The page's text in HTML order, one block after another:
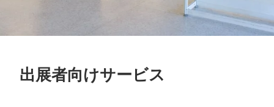
出展者向けサービス